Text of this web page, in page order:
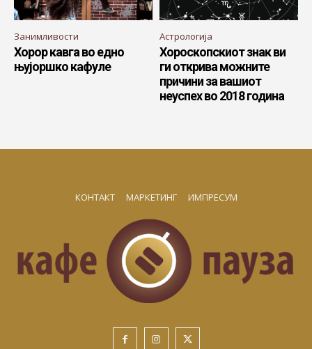
Занимливости
Хорор кавга во едно
њујоршко кафуле
Астрологија
Хороскопскиот знак ви
ги открива можните
причини за вашиот
неуспех во 2018 година
КОНТАКТ МАРКЕТИНГ ИМПРЕСУМ